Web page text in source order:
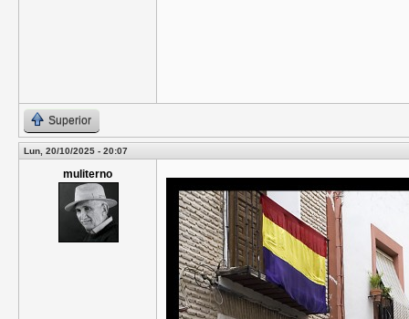
Superior
Lun, 20/10/2025 - 20:07
muliterno